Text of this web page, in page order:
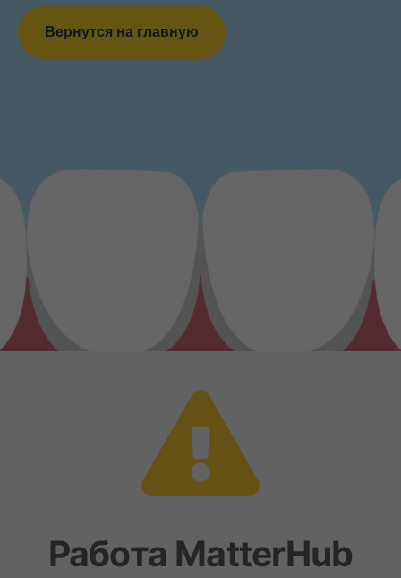
Вернутся на главную